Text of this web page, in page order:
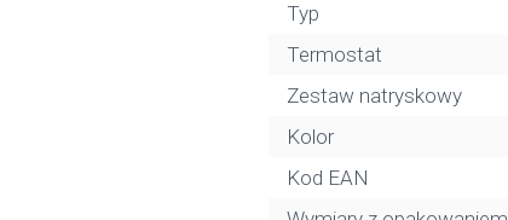
Typ
Termostat
Zestaw natryskowy
Kolor
Kod EAN